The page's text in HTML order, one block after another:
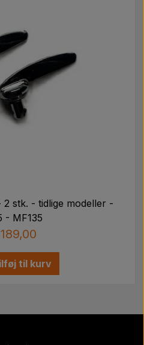
stk. - tidlige modeller -
- MF135
til kurv